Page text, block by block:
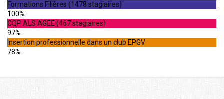
Formations Filières (1478 stagiaires)
100%
CQP ALS AGEE (467 stagiaires)
97%
Insertion professionnelle dans un club EPGV
78%